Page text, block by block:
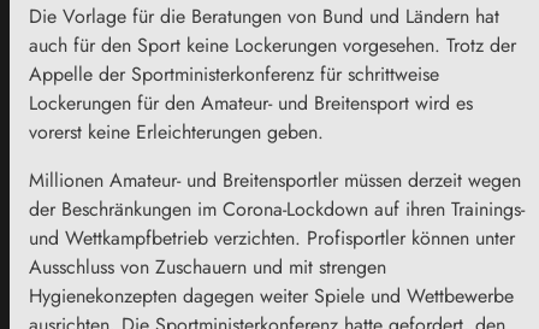
Die Vorlage für die Beratungen von Bund und Ländern hat
auch für den Sport keine Lockerungen vorgesehen. Trotz der
Appelle der Sportministerkonferenz für schrittweise
Lockerungen für den Amateur- und Breitensport wird es
vorerst keine Erleichterungen geben.
Millionen Amateur- und Breitensportler müssen derzeit wegen
der Beschränkungen im Corona-Lockdown auf ihren Trainings-
und Wettkampfbetrieb verzichten. Profisportler können unter
Ausschluss von Zuschauern und mit strengen
Hygienekonzepten dagegen weiter Spiele und Wettbewerbe